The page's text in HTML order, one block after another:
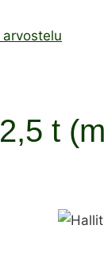
arvostelu
t